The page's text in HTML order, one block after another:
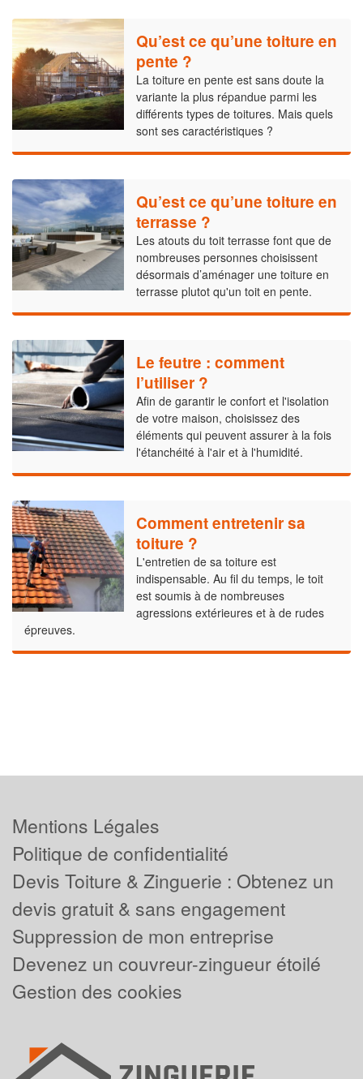
Qu’est ce qu’une toiture en
pente ?
La toiture en pente est sans doute la
variante la plus répandue parmi les
différents types de toitures. Mais quels
sont ses caractéristiques ?
Qu’est ce qu’une toiture en
terrasse ?
Les atouts du toit terrasse font que de
nombreuses personnes choisissent
désormais d’aménager une toiture en
terrasse plutot qu'un toit en pente.
Le feutre : comment
l’utiliser ?
Afin de garantir le confort et l'isolation
de votre maison, choisissez des
éléments qui peuvent assurer à la fois
l'étanchéité à l'air et à l'humidité.
Comment entretenir sa
toiture ?
L'entretien de sa toiture est
indispensable. Au fil du temps, le toit
est soumis à de nombreuses
agressions extérieures et à de rudes
épreuves.
Mentions Légales
Politique de confidentialité
Devis Toiture & Zinguerie : Obtenez un
devis gratuit & sans engagement
Suppression de mon entreprise
Devenez un couvreur-zingueur étoilé
Gestion des cookies